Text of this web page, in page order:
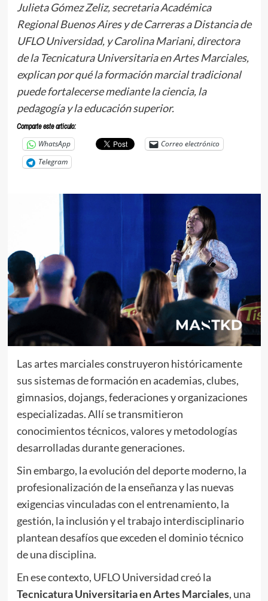
Julieta Gómez Zeliz, secretaria Académica
Regional Buenos Aires y de Carreras a Distancia de
UFLO Universidad, y Carolina Mariani, directora
de la Tecnicatura Universitaria en Artes Marciales,
explican por qué la formación marcial tradicional
puede fortalecerse mediante la ciencia, la
pedagogía y la educación superior.
Comparte este articulo:
WhatsApp
Correo electrónico
Telegram
Las artes marciales construyeron históricamente
sus sistemas de formación en academias, clubes,
gimnasios, dojangs, federaciones y organizaciones
especializadas. Allí se transmitieron
conocimientos técnicos, valores y metodologías
desarrolladas durante generaciones.
Sin embargo, la evolución del deporte moderno, la
profesionalización de la enseñanza y las nuevas
exigencias vinculadas con el entrenamiento, la
gestión, la inclusión y el trabajo interdisciplinario
plantean desafíos que exceden el dominio técnico
de una disciplina.
En ese contexto, UFLO Universidad creó la
Tecnicatura Universitaria en Artes Marciales, una